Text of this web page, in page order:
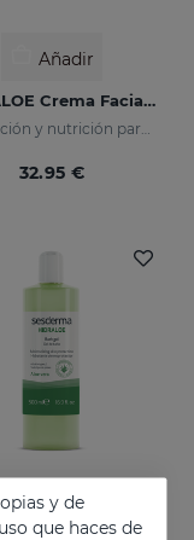
Añadir
HIDRALOE Crema Facial Hidratante
Hidratación y nutrición para pieles secas y sensibles
32.95 €
Añadir
y de
que haces de